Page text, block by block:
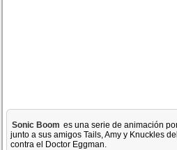
Sonic Boom es una serie de animación
junto a sus amigos Tails, Amy y Knuckles
contra el Doctor Eggman.